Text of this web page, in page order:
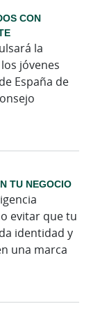
CON
la
jóvenes
España de
TU NEGOCIO
evitar que tu
identidad y
una marca